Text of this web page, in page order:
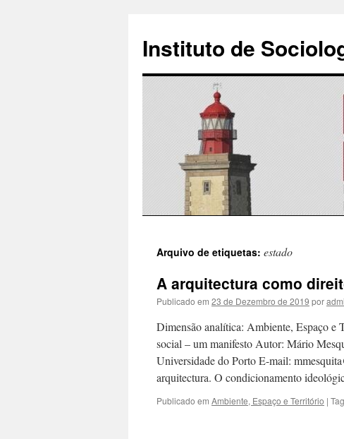
Instituto de
para
Arquivo de etiquetas: estado
A arquitectura como
Publicado em 23 de Dezembro de 2019 por
Dimensão analítica: Ambiente, Espaço
social – um manifesto Autor: Mário
Universidade do Porto E-mail:
arquitectura. O condicionamento
Publicado em Ambiente, Espaço e Território |